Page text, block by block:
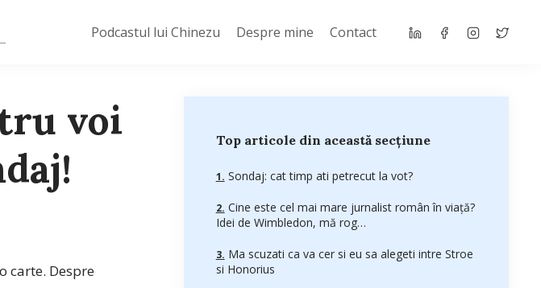
Podcastul lui Chinezu Despre mine Contact
voi
carte. Despre
Top articole din această secțiune
Sondaj: cat timp ati petrecut la vot?
Cine este cel mai mare jurnalist român în viaţă?
Idei de Wimbledon, mă rog…
Ma scuzati ca va cer si eu sa alegeti intre Stroe
si Honorius